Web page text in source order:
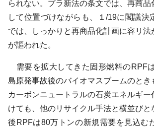
られない。プラ新法の条文では、再商品
して位置づけながらも、１/19に閣議決
では、しっかりと再商品化計画に容リ法
が謳われた。
需要を拡大してきた固形燃料のRPF
島原発事故後のバイオマスブームのとき
カーボンニュートラルの石炭エネルギー
けても、他のリサイクル手法と横並びと
後RPFは80万トンの新規需要を見込む